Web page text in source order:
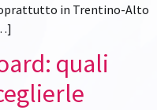
in Trentino-Alto
quali